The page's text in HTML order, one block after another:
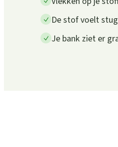
De stof voelt
Je bank ziet er